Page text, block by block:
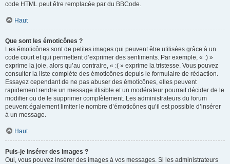
code HTML peut être remplacée par du BBCode.
Haut
Que sont les émoticônes ?
Les émoticônes sont de petites images qui peuvent être utilisées grâce à un
code court et qui permettent d’exprimer des sentiments. Par exemple, « :) »
exprime la joie, alors qu’au contraire, « :( » exprime la tristesse. Vous pouvez
consulter la liste complète des émoticônes depuis le formulaire de rédaction.
Essayez cependant de ne pas abuser des émoticônes, elles peuvent
rapidement rendre un message illisible et un modérateur pourrait décider de le
modifier ou de le supprimer complètement. Les administrateurs du forum
peuvent également limiter le nombre d’émoticônes qu’il est possible d’insérer
à un message.
Haut
Puis-je insérer des images ?
Oui, vous pouvez insérer des images à vos messages. Si les administrateurs